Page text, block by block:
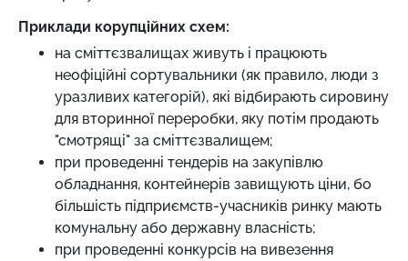
Приклади корупційних схем:
на сміттєзвалищах живуть і працюють
неофіційні сортувальники (як правило, люди з
уразливих категорій), які відбирають сировину
для вторинної переробки, яку потім продають
"смотрящі" за сміттєзвалищем;
при проведенні тендерів на закупівлю
обладнання, контейнерів завищують ціни, бо
більшість підприємств-учасників ринку мають
комунальну або державну власність;
при проведенні конкурсів на вивезення